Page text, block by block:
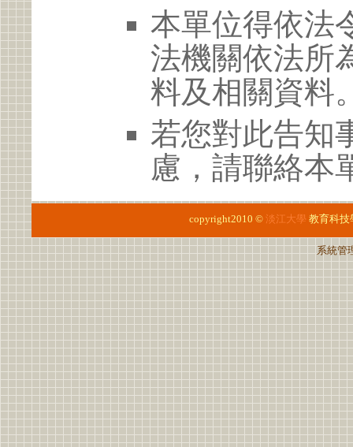
本單位得依法
法機關依法所
料及相關資料
若您對此告知
慮，請聯絡本
copyright2010 © 淡江大學 教育科技
系統管